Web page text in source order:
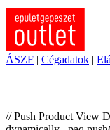
ÁSZF | Cégadatok |
// Push Product View